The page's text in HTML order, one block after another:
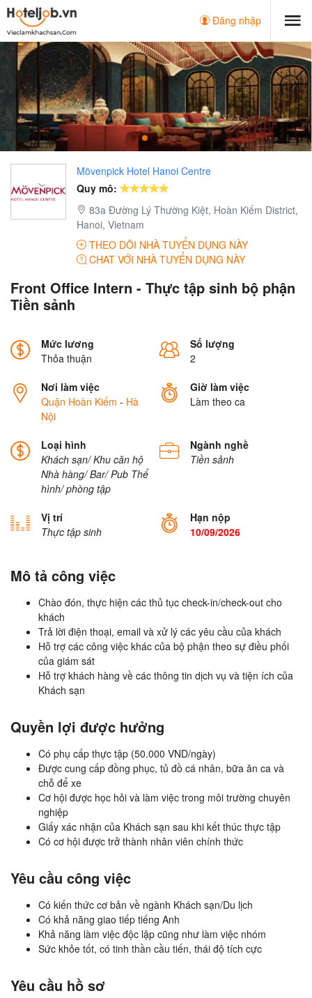
Đăng nhập
Mövenpick Hotel Hanoi Centre
Quy mô:
83a Đường Lý Thường Kiệt, Hoàn Kiếm District,
Hanoi, Vietnam
THEO DÕI NHÀ TUYỂN DỤNG NÀY
CHAT VỚI NHÀ TUYỂN DỤNG NÀY
Front Office Intern - Thực tập sinh bộ phận
Tiền sảnh
Mức lương
Thỏa thuận
Số lượng
2
Nơi làm việc
Quận Hoàn Kiếm - Hà
Nội
Giờ làm việc
Làm theo ca
Loại hình
Khách sạn/ Khu căn hộ
Nhà hàng/ Bar/ Pub Thể
hình/ phòng tập
Ngành nghề
Tiền sảnh
Vị trí
Thực tập sinh
Hạn nộp
10/09/2026
Mô tả công việc
Chào đón, thực hiện các thủ tục check-in/check-out cho
khách
Trả lời điện thoại, email và xử lý các yêu cầu của khách
Hỗ trợ các công việc khác của bộ phận theo sự điều phối
của giám sát
Hỗ trợ khách hàng về các thông tin dịch vụ và tiện ích của
Khách sạn
Quyền lợi được hưởng
Có phụ cấp thực tập (50.000 VND/ngày)
Được cung cấp đồng phục, tủ đồ cá nhân, bữa ăn ca và
chỗ để xe
Cơ hội được học hỏi và làm việc trong môi trường chuyên
nghiệp
Giấy xác nhận của Khách sạn sau khi kết thúc thực tập
Có cơ hội được trở thành nhân viên chính thức
Yêu cầu công việc
Có kiến thức cơ bản về ngành Khách sạn/Du lịch
Có khả năng giao tiếp tiếng Anh
Khả năng làm việc độc lập cũng như làm việc nhóm
Sức khỏe tốt, có tinh thần cầu tiến, thái độ tích cực
Yêu cầu hồ sơ